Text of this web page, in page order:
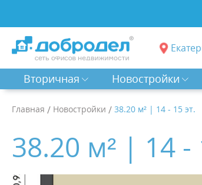
Вторичная Новостройки
Главная / Новостройки / 38.20 м² | 14 - 15 эт.
38.20 м² | 14 -